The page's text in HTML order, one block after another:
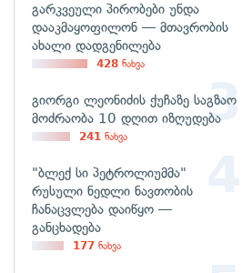
გარკვეული პირობები უნდა
დააკმაყოფილონ — მთავრობის
ახალი დადგენილება
428 ნახვა
გიორგი ლეონიძის ქუჩაზე საგზაო
მოძრაობა 10 დღით იზღუდება
241 ნახვა
"ბლექ სი პეტროლიუმმა"
რუსული ნედლი ნავთობის
ჩანაცვლება დაიწყო —
განცხადება
177 ნახვა